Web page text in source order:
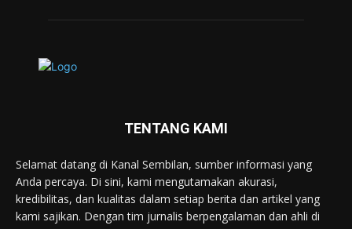
TENTANG KAMI
Selamat datang di Kanal Sembilan, sumber informasi yang
Anda percaya. Di sini, kami mengutamakan akurasi,
kredibilitas, dan kualitas dalam setiap berita dan artikel yang
kami sajikan. Dengan tim jurnalis berpengalaman dan ahli di